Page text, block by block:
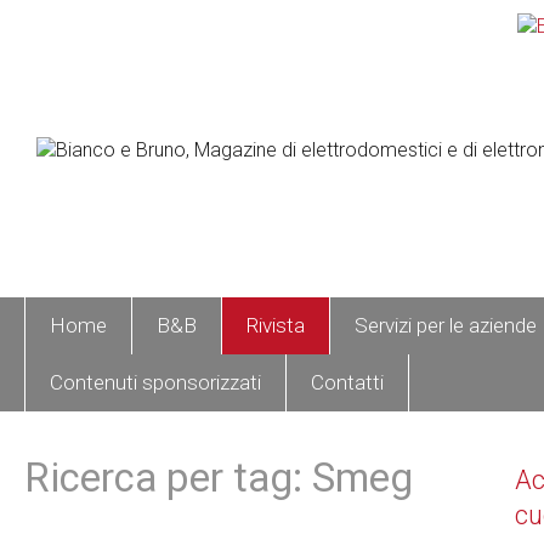
Home B&B Rivista Servizi per le aziende
Contenuti sponsorizzati Contatti
Ricerca per tag: Smeg